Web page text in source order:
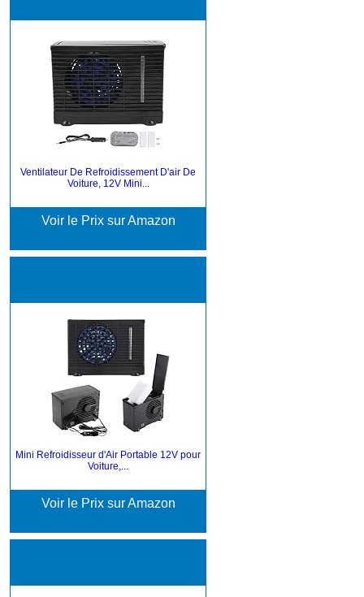
Ventilateur De Refroidissement D'air De
Voiture, 12V Mini...
Voir le Prix sur Amazon
Mini Refroidisseur d'Air Portable 12V pour
Voiture,...
Voir le Prix sur Amazon